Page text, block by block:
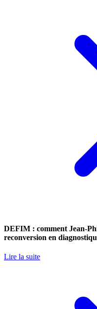
DEFIM : comment Jean-
reconversion en
Lire la suite